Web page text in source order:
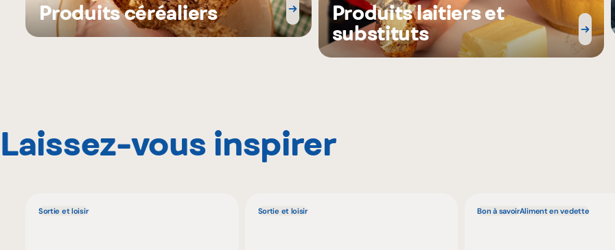
Produits céréaliers
Produits laitiers et
substituts
Laissez-vous inspirer
Sortie et loisir Sortie et loisir Bon à savoirAliment en vedette